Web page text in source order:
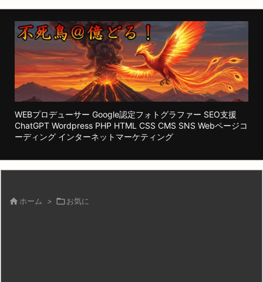
WEBプロデューサー Google認定フォトグラファー SEO支援
ChatGPT Wordpress PHP HTML CSS CMS SNS Webページコ
ーディング インターネットマーケティング
 ホーム > お気に